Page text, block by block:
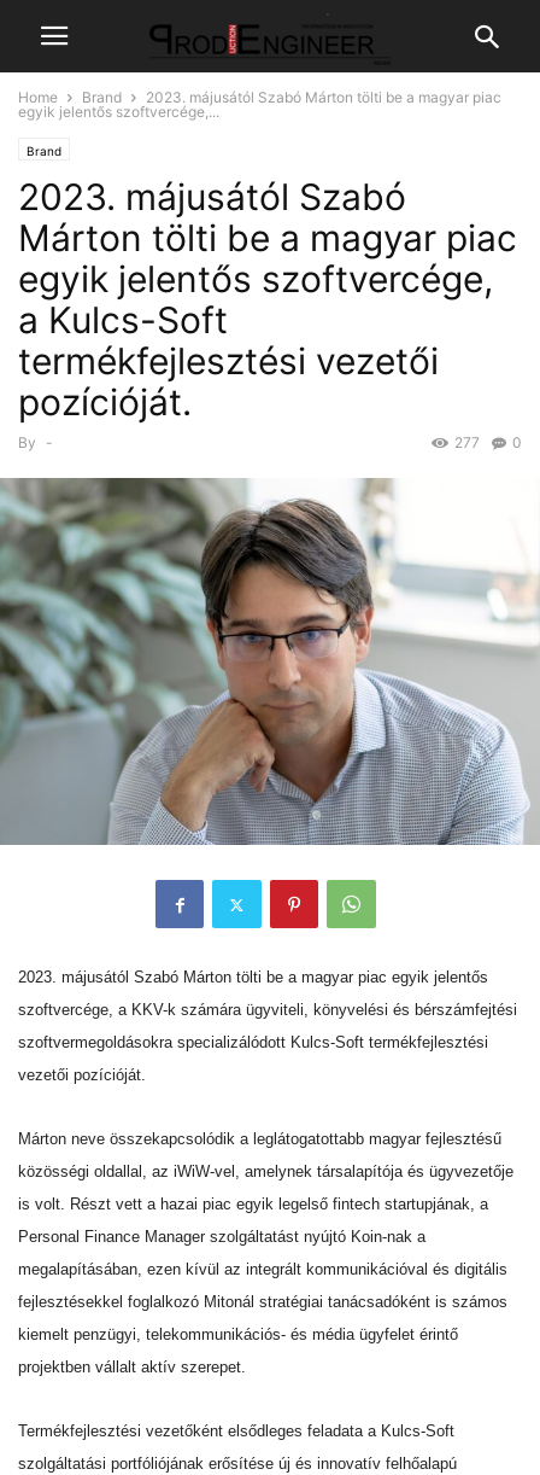
Home Brand
2023. májusától Szabó Márton tölti be a magyar piac
egyik jelentős szoftvercége,...
Brand
2023. májusától Szabó
Márton tölti be a magyar piac
egyik jelentős szoftvercége,
a Kulcs-Soft
termékfejlesztési vezetői
pozícióját.
By - 0
277
2023. májusától Szabó Márton tölti be a magyar piac egyik jelentős
szoftvercége, a KKV-k számára ügyviteli, könyvelési és bérszámfejtési
szoftvermegoldásokra specializálódott Kulcs-Soft termékfejlesztési
vezetői pozícióját.
Márton neve összekapcsolódik a leglátogatottabb magyar fejlesztésű
közösségi oldallal, az iWiW-vel, amelynek társalapítója és ügyvezetője
is volt. Részt vett a hazai piac egyik legelső fintech startupjának, a
Personal Finance Manager szolgáltatást nyújtó Koin-nak a
megalapításában, ezen kívül az integrált kommunikációval és digitális
fejlesztésekkel foglalkozó Mitonál stratégiai tanácsadóként is számos
kiemelt penzügyi, telekommunikációs- és média ügyfelet érintő
projektben vállalt aktív szerepet.
Termékfejlesztési vezetőként elsődleges feladata a Kulcs-Soft
szolgáltatási portfóliójának erősítése új és innovatív felhőalapú